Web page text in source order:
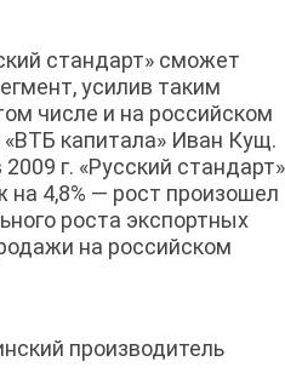
стандарт» сможет
усилив таким
числе и на российском
капитала» Иван Кущ.
г. «Русский стандарт»
4,8% — рост произошел
роста экспортных
на российском
производитель